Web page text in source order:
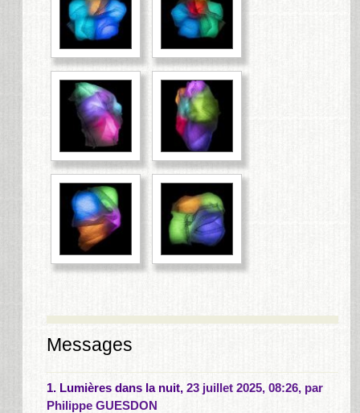
Messages
1. Lumières dans la nuit,23 juillet 2025, 08:26, par
Philippe GUESDON